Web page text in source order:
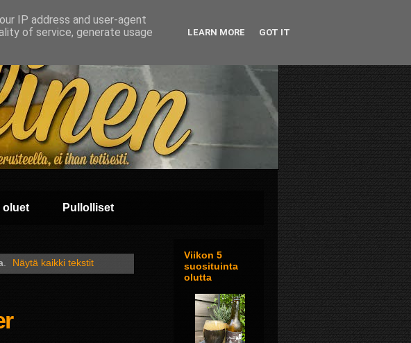
oluet Pullolliset
. Näytä kaikki tekstit
Viikon 5
suosituinta
olutta
IP address and user-agent
of service, generate usage
LEARN MORE GOT IT